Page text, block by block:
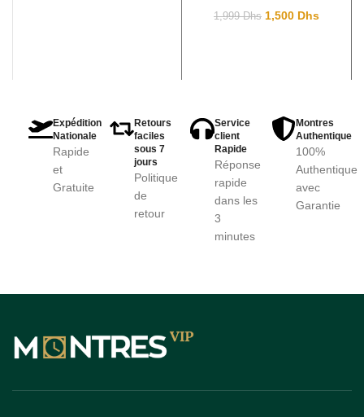
1,999Dhs 1,500 Dhs
Expédition
Nationale
Rapide
et
Gratuite
Retours
faciles
sous 7
jours
Politique
de
retour
Service
client
Rapide
Réponse
rapide
dans les
3
minutes
Montres
Authentique
100%
Authentique
avec
Garantie